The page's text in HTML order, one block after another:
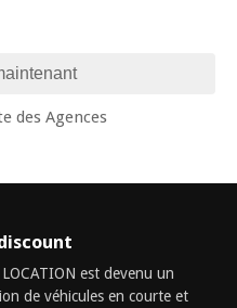
des Agences
est devenu un
de véhicules en courte et